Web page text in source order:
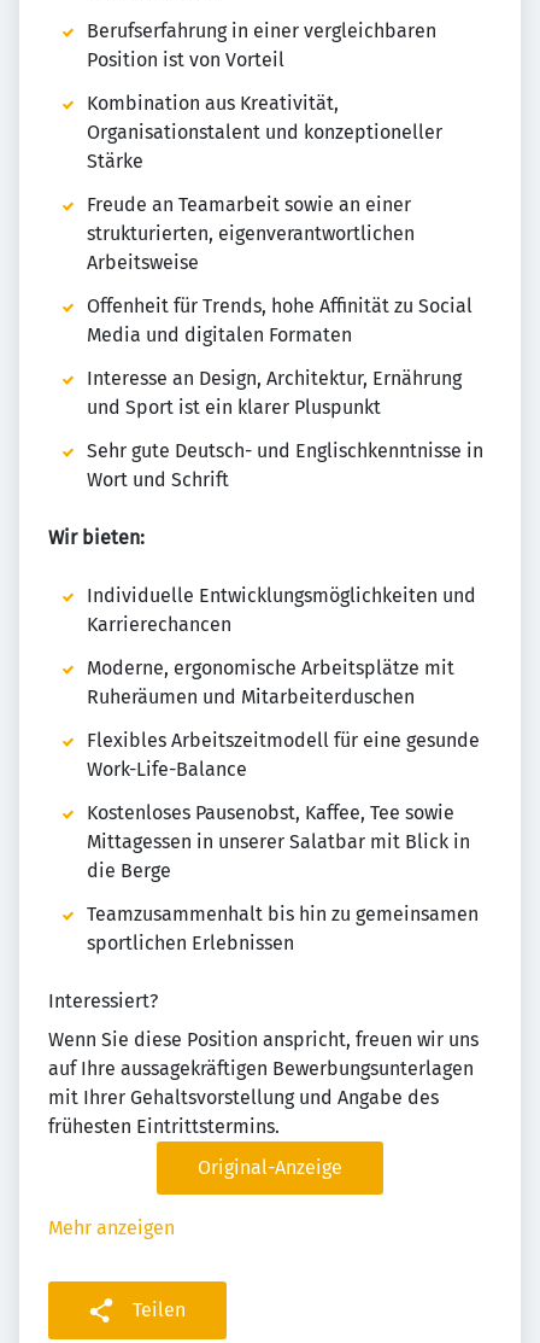
Berufserfahrung in einer vergleichbaren
Position ist von Vorteil
Kombination aus Kreativität,
Organisationstalent und konzeptioneller
Stärke
Freude an Teamarbeit sowie an einer
strukturierten, eigenverantwortlichen
Arbeitsweise
Offenheit für Trends, hohe Affinität zu Social
Media und digitalen Formaten
Interesse an Design, Architektur, Ernährung
und Sport ist ein klarer Pluspunkt
Sehr gute Deutsch- und Englischkenntnisse in
Wort und Schrift
Wir bieten:
Individuelle Entwicklungsmöglichkeiten und
Karrierechancen
Moderne, ergonomische Arbeitsplätze mit
Ruheräumen und Mitarbeiterduschen
Flexibles Arbeitszeitmodell für eine gesunde
Work-Life-Balance
Kostenloses Pausenobst, Kaffee, Tee sowie
Mittagessen in unserer Salatbar mit Blick in
die Berge
Teamzusammenhalt bis hin zu gemeinsamen
sportlichen Erlebnissen
Interessiert?
Wenn Sie diese Position anspricht, freuen wir uns
auf Ihre aussagekräftigen Bewerbungsunterlagen
mit Ihrer Gehaltsvorstellung und Angabe des
frühesten Eintrittstermins.
Original-Anzeige
Mehr anzeigen
Teilen